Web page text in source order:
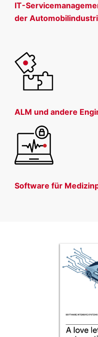
IT-
der
ALM und andere
Software für